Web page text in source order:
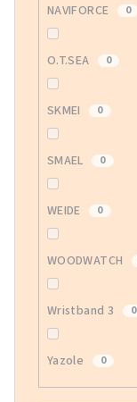
NAVIFORCE 0
O.T.SEA 0
SKMEI 0
SMAEL 0
WEIDE 0
WOODWATCH
Wristband 3 0
Yazole 0